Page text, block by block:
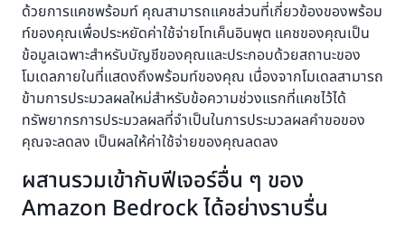
ด้วยการแคชพร้อมท์ คุณสามารถแคชส่วนที่เกี่ยวข้องของพร้อม
ท์ของคุณเพื่อประหยัดค่าใช้จ่ายโทเค็นอินพุต แคชของคุณเป็น
ข้อมูลเฉพาะสำหรับบัญชีของคุณและประกอบด้วยสถานะของ
โมเดลภายในที่แสดงถึงพร้อมท์ของคุณ เนื่องจากโมเดลสามารถ
ข้ามการประมวลผลใหม่สำหรับข้อความช่วงแรกที่แคชไว้ได้
ทรัพยากรการประมวลผลที่จำเป็นในการประมวลผลคำขอของ
คุณจะลดลง เป็นผลให้ค่าใช้จ่ายของคุณลดลง
ผสานรวมเข้ากับฟีเจอร์อื่น ๆ ของ
Amazon Bedrock ได้อย่างราบรื่น